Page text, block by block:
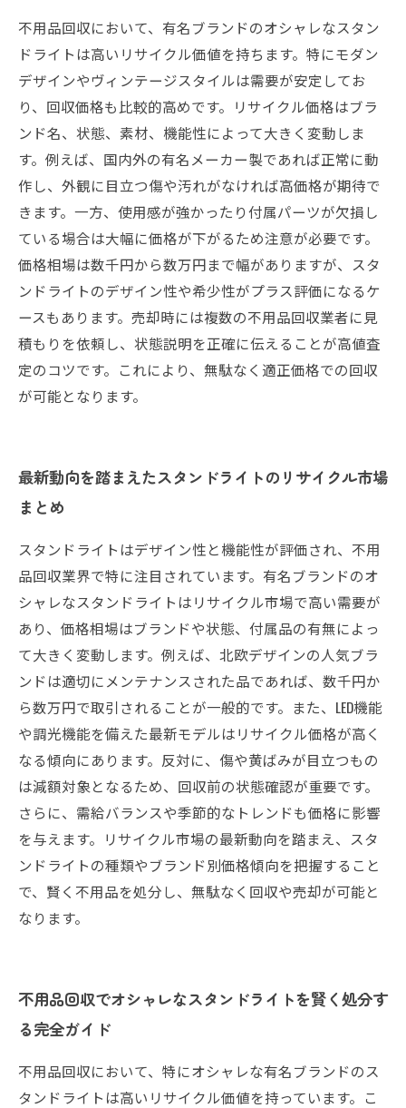
不用品回収において、有名ブランドのオシャレなスタン
ドライトは高いリサイクル価値を持ちます。特にモダン
デザインやヴィンテージスタイルは需要が安定してお
り、回収価格も比較的高めです。リサイクル価格はブラ
ンド名、状態、素材、機能性によって大きく変動しま
す。例えば、国内外の有名メーカー製であれば正常に動
作し、外観に目立つ傷や汚れがなければ高価格が期待で
きます。一方、使用感が強かったり付属パーツが欠損し
ている場合は大幅に価格が下がるため注意が必要です。
価格相場は数千円から数万円まで幅がありますが、スタ
ンドライトのデザイン性や希少性がプラス評価になるケ
ースもあります。売却時には複数の不用品回収業者に見
積もりを依頼し、状態説明を正確に伝えることが高値査
定のコツです。これにより、無駄なく適正価格での回収
が可能となります。
最新動向を踏まえたスタンドライトのリサイクル市場
まとめ
スタンドライトはデザイン性と機能性が評価され、不用
品回収業界で特に注目されています。有名ブランドのオ
シャレなスタンドライトはリサイクル市場で高い需要が
あり、価格相場はブランドや状態、付属品の有無によっ
て大きく変動します。例えば、北欧デザインの人気ブラ
ンドは適切にメンテナンスされた品であれば、数千円か
ら数万円で取引されることが一般的です。また、LED機能
や調光機能を備えた最新モデルはリサイクル価格が高く
なる傾向にあります。反対に、傷や黄ばみが目立つもの
は減額対象となるため、回収前の状態確認が重要です。
さらに、需給バランスや季節的なトレンドも価格に影響
を与えます。リサイクル市場の最新動向を踏まえ、スタ
ンドライトの種類やブランド別価格傾向を把握すること
で、賢く不用品を処分し、無駄なく回収や売却が可能と
なります。
不用品回収でオシャレなスタンドライトを賢く処分す
る完全ガイド
不用品回収において、特にオシャレな有名ブランドのス
タンドライトは高いリサイクル価値を持っています。こ